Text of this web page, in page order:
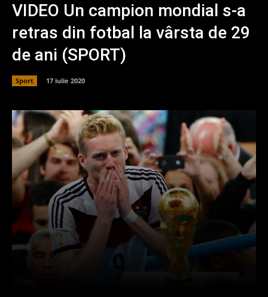
VIDEO Un campion mondial s-a
retras din fotbal la vârsta de 29
de ani (SPORT)
Sport 17 iulie 2020